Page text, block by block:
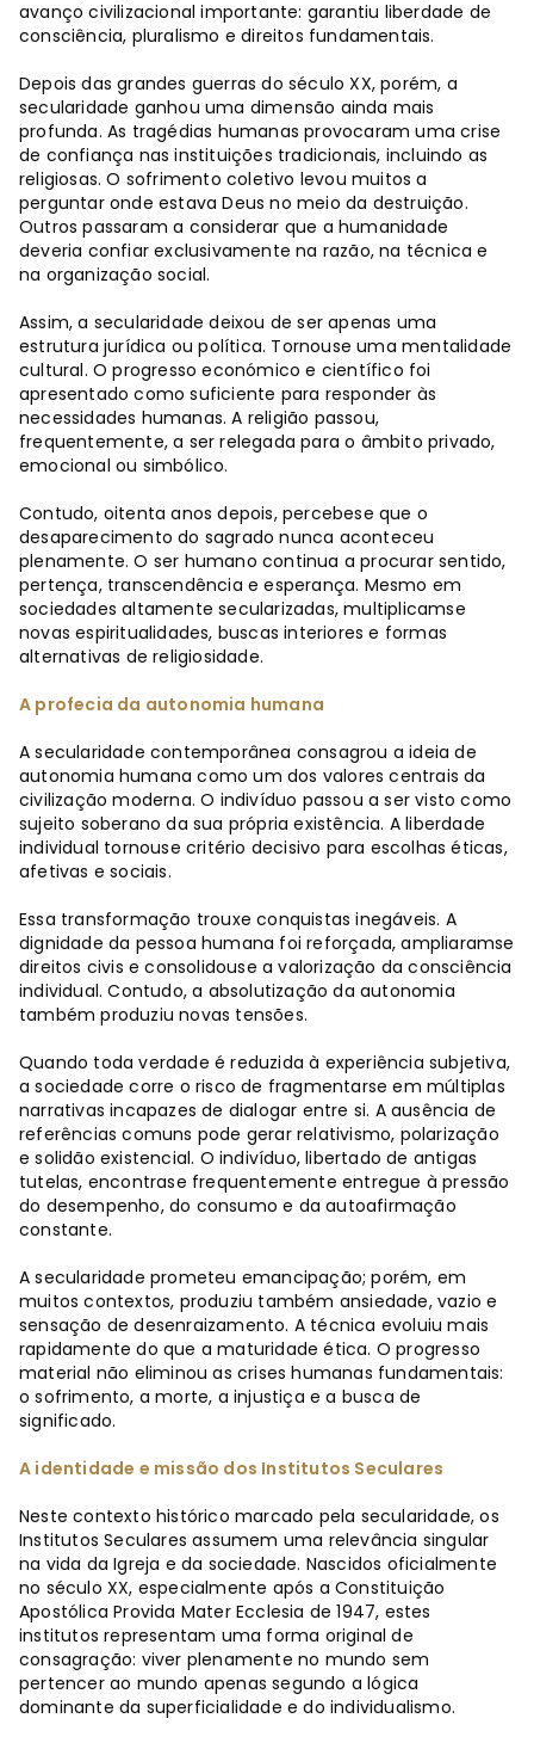
avanço civilizacional importante: garantiu liberdade de
consciência, pluralismo e direitos fundamentais.
Depois das grandes guerras do século XX, porém, a
secularidade ganhou uma dimensão ainda mais
profunda. As tragédias humanas provocaram uma crise
de confiança nas instituições tradicionais, incluindo as
religiosas. O sofrimento coletivo levou muitos a
perguntar onde estava Deus no meio da destruição.
Outros passaram a considerar que a humanidade
deveria confiar exclusivamente na razão, na técnica e
na organização social.
Assim, a secularidade deixou de ser apenas uma
estrutura jurídica ou política. Tornouse uma mentalidade
cultural. O progresso económico e científico foi
apresentado como suficiente para responder às
necessidades humanas. A religião passou,
frequentemente, a ser relegada para o âmbito privado,
emocional ou simbólico.
Contudo, oitenta anos depois, percebese que o
desaparecimento do sagrado nunca aconteceu
plenamente. O ser humano continua a procurar sentido,
pertença, transcendência e esperança. Mesmo em
sociedades altamente secularizadas, multiplicamse
novas espiritualidades, buscas interiores e formas
alternativas de religiosidade.
A profecia da autonomia humana
A secularidade contemporânea consagrou a ideia de
autonomia humana como um dos valores centrais da
civilização moderna. O indivíduo passou a ser visto como
sujeito soberano da sua própria existência. A liberdade
individual tornouse critério decisivo para escolhas éticas,
afetivas e sociais.
Essa transformação trouxe conquistas inegáveis. A
dignidade da pessoa humana foi reforçada, ampliaramse
direitos civis e consolidouse a valorização da consciência
individual. Contudo, a absolutização da autonomia
também produziu novas tensões.
Quando toda verdade é reduzida à experiência subjetiva,
a sociedade corre o risco de fragmentarse em múltiplas
narrativas incapazes de dialogar entre si. A ausência de
referências comuns pode gerar relativismo, polarização
e solidão existencial. O indivíduo, libertado de antigas
tutelas, encontrase frequentemente entregue à pressão
do desempenho, do consumo e da autoafirmação
constante.
A secularidade prometeu emancipação; porém, em
muitos contextos, produziu também ansiedade, vazio e
sensação de desenraizamento. A técnica evoluiu mais
rapidamente do que a maturidade ética. O progresso
material não eliminou as crises humanas fundamentais:
o sofrimento, a morte, a injustiça e a busca de
significado.
A identidade e missão dos Institutos Seculares
Neste contexto histórico marcado pela secularidade, os
Institutos Seculares assumem uma relevância singular
na vida da Igreja e da sociedade. Nascidos oficialmente
no século XX, especialmente após a Constituição
Apostólica Provida Mater Ecclesia de 1947, estes
institutos representam uma forma original de
consagração: viver plenamente no mundo sem
pertencer ao mundo apenas segundo a lógica
dominante da superficialidade e do individualismo.